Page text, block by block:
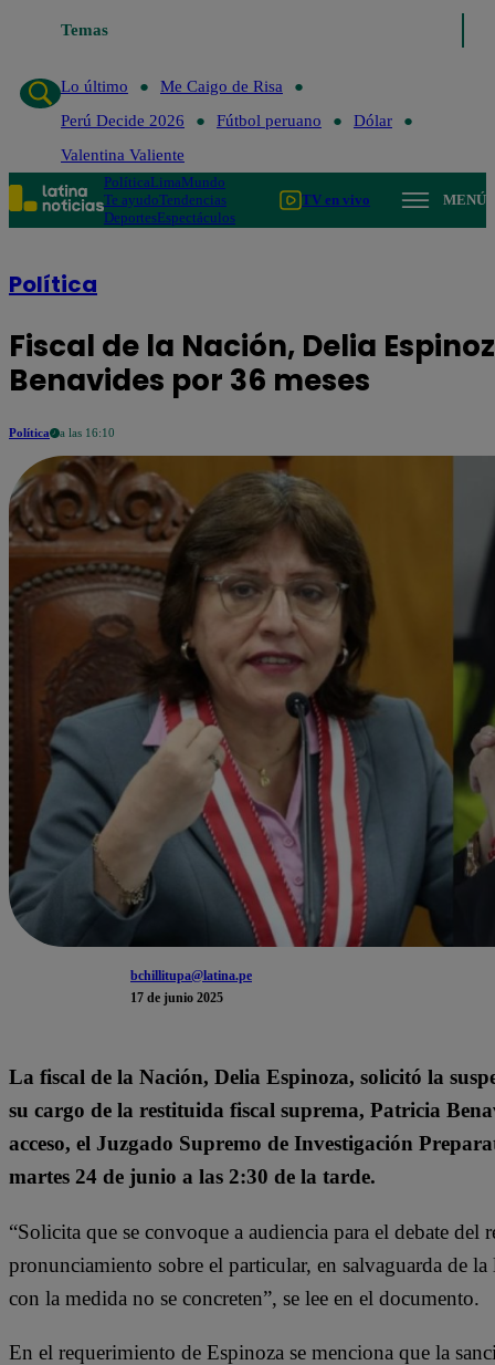
Temas
Lo último
Me Caigo de Risa
Perú Decide 2026
Fútbol peruano
Dólar
Valentina Valiente
PolíticaLimaMundo
Te ayudoTendencias
DeportesEspectáculos
TV en vivo MENÚ
Política
Fiscal de la Nación, Delia
Benavides por 36 meses
Política a las 16:10
bchillitupa@latina.pe
17 de junio 2025
La fiscal de la Nación, Delia Espinoza, solicitó la
su cargo de la restituida fiscal suprema, Patricia
acceso, el Juzgado Supremo de Investigación
martes 24 de junio a las 2:30 de la tarde.
“Solicita que se convoque a audiencia para el debate
pronunciamiento sobre el particular, en salvaguarda de
con la medida no se concreten”, se lee en el documento.
En el requerimiento de Espinoza se menciona que la